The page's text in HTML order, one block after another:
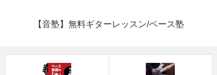
【音塾】無料ギターレッスン/ベース塾